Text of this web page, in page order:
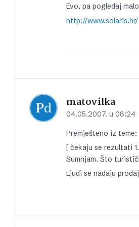
Evo, pa pogledaj
http://www.solaris.hr/
matovilka
04.05.2007. u 08:24
Premješteno iz teme:
[ čekaju se rezultati
Sumnjam. Što
Ljudi se nadaju